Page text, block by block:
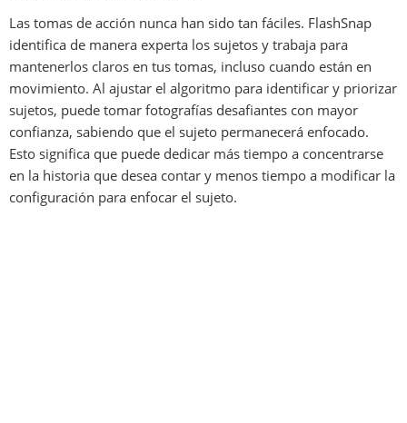
Las tomas de acción nunca han sido tan fáciles. FlashSnap
identifica de manera experta los sujetos y trabaja para
mantenerlos claros en tus tomas, incluso cuando están en
movimiento. Al ajustar el algoritmo para identificar y priorizar
sujetos, puede tomar fotografías desafiantes con mayor
confianza, sabiendo que el sujeto permanecerá enfocado.
Esto significa que puede dedicar más tiempo a concentrarse
en la historia que desea contar y menos tiempo a modificar la
configuración para enfocar el sujeto.